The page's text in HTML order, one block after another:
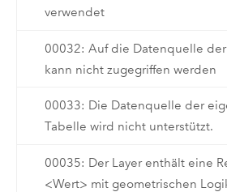
verwendet
00032: Auf die Datenquelle
kann nicht zugegriffen werden
00033: Die Datenquelle der
Tabelle wird nicht unterstützt.
00035: Der Layer enthält eine
<Wert> mit geometrischen